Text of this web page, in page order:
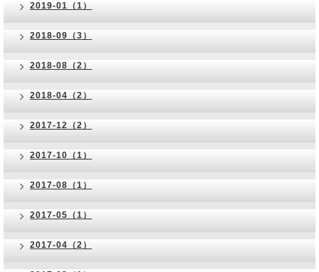
2019-01（1）
2018-09（3）
2018-08（2）
2018-04（2）
2017-12（2）
2017-10（1）
2017-08（1）
2017-05（1）
2017-04（2）